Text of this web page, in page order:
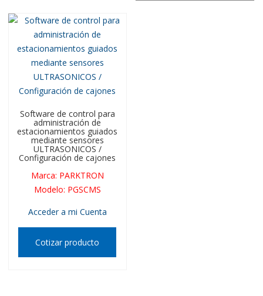
Software de control para
administración de
estacionamientos guiados
mediante sensores
ULTRASONICOS /
Configuración de cajones
Marca: PARKTRON
Modelo: PGSCMS
Acceder a mi Cuenta
Cotizar producto